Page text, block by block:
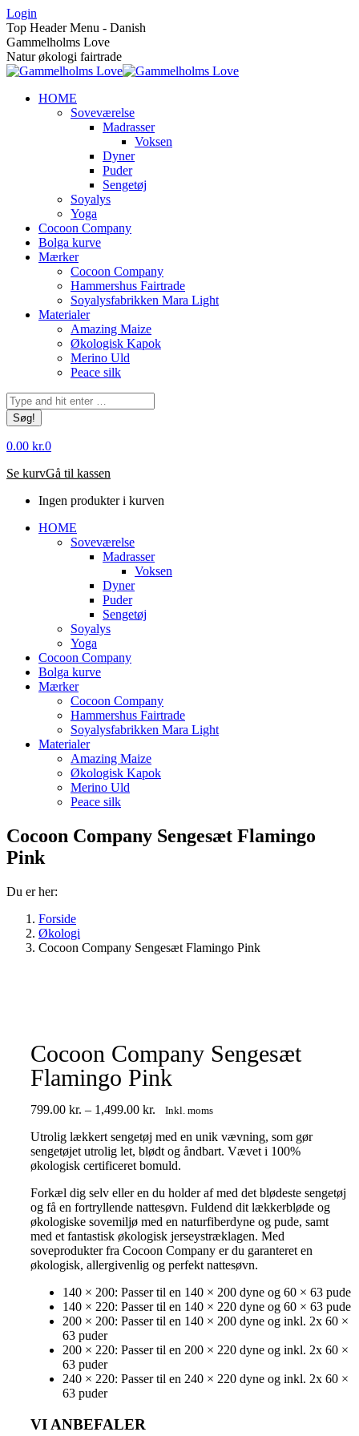
Skip
to
content
Login
Top Header Menu - Danish
Gammelholms Love
Natur økologi fairtrade
HOME
Soveværelse
Madrasser
Voksen
Dyner
Puder
Sengetøj
Soyalys
Yoga
Cocoon Company
Bolga kurve
Mærker
Cocoon Company
Hammershus Fairtrade
Soyalysfabrikken Mara Light
Materialer
Amazing Maize
Økologisk Kapok
Merino Uld
Peace silk
Søg:
0.00 kr.0
Se kurvGå til kassen
Ingen produkter i kurven
HOME
Soveværelse
Madrasser
Voksen
Dyner
Puder
Sengetøj
Soyalys
Yoga
Cocoon Company
Bolga kurve
Mærker
Cocoon Company
Hammershus Fairtrade
Soyalysfabrikken Mara Light
Materialer
Amazing Maize
Økologisk Kapok
Merino Uld
Peace silk
Cocoon Company Sengesæt Flamingo
Pink
Du er her:
Forside
Økologi
Cocoon Company Sengesæt Flamingo Pink
Cocoon Company Sengesæt
Flamingo Pink
799.00 kr. – 1,499.00 kr. Prisinterval:
til
1,499.00 kr.
Inkl. moms
Utrolig lækkert sengetøj med en unik vævning, som gør
sengetøjet utrolig let, blødt og åndbart. Vævet i 100%
økologisk certificeret bomuld.
Forkæl dig selv eller en du holder af med det blødeste sengetøj
og få en fortryllende nattesøvn. Fuldend dit lækkerbløde og
økologiske sovemiljø med en naturfiberdyne og pude, samt
med et fantastisk økologisk jerseystræklagen. Med
soveprodukter fra Cocoon Company er du garanteret en
økologisk, allergivenlig og perfekt nattesøvn.
140 × 200: Passer til en 140 × 200 dyne og 60 × 63 pude
140 × 220: Passer til en 140 × 220 dyne og 60 × 63 pude
200 × 200: Passer til en 140 × 200 dyne og inkl. 2x 60 ×
63 puder
200 × 220: Passer til en 200 × 220 dyne og inkl. 2x 60 ×
63 puder
240 × 220: Passer til en 240 × 220 dyne og inkl. 2x 60 ×
63 puder
VI ANBEFALER